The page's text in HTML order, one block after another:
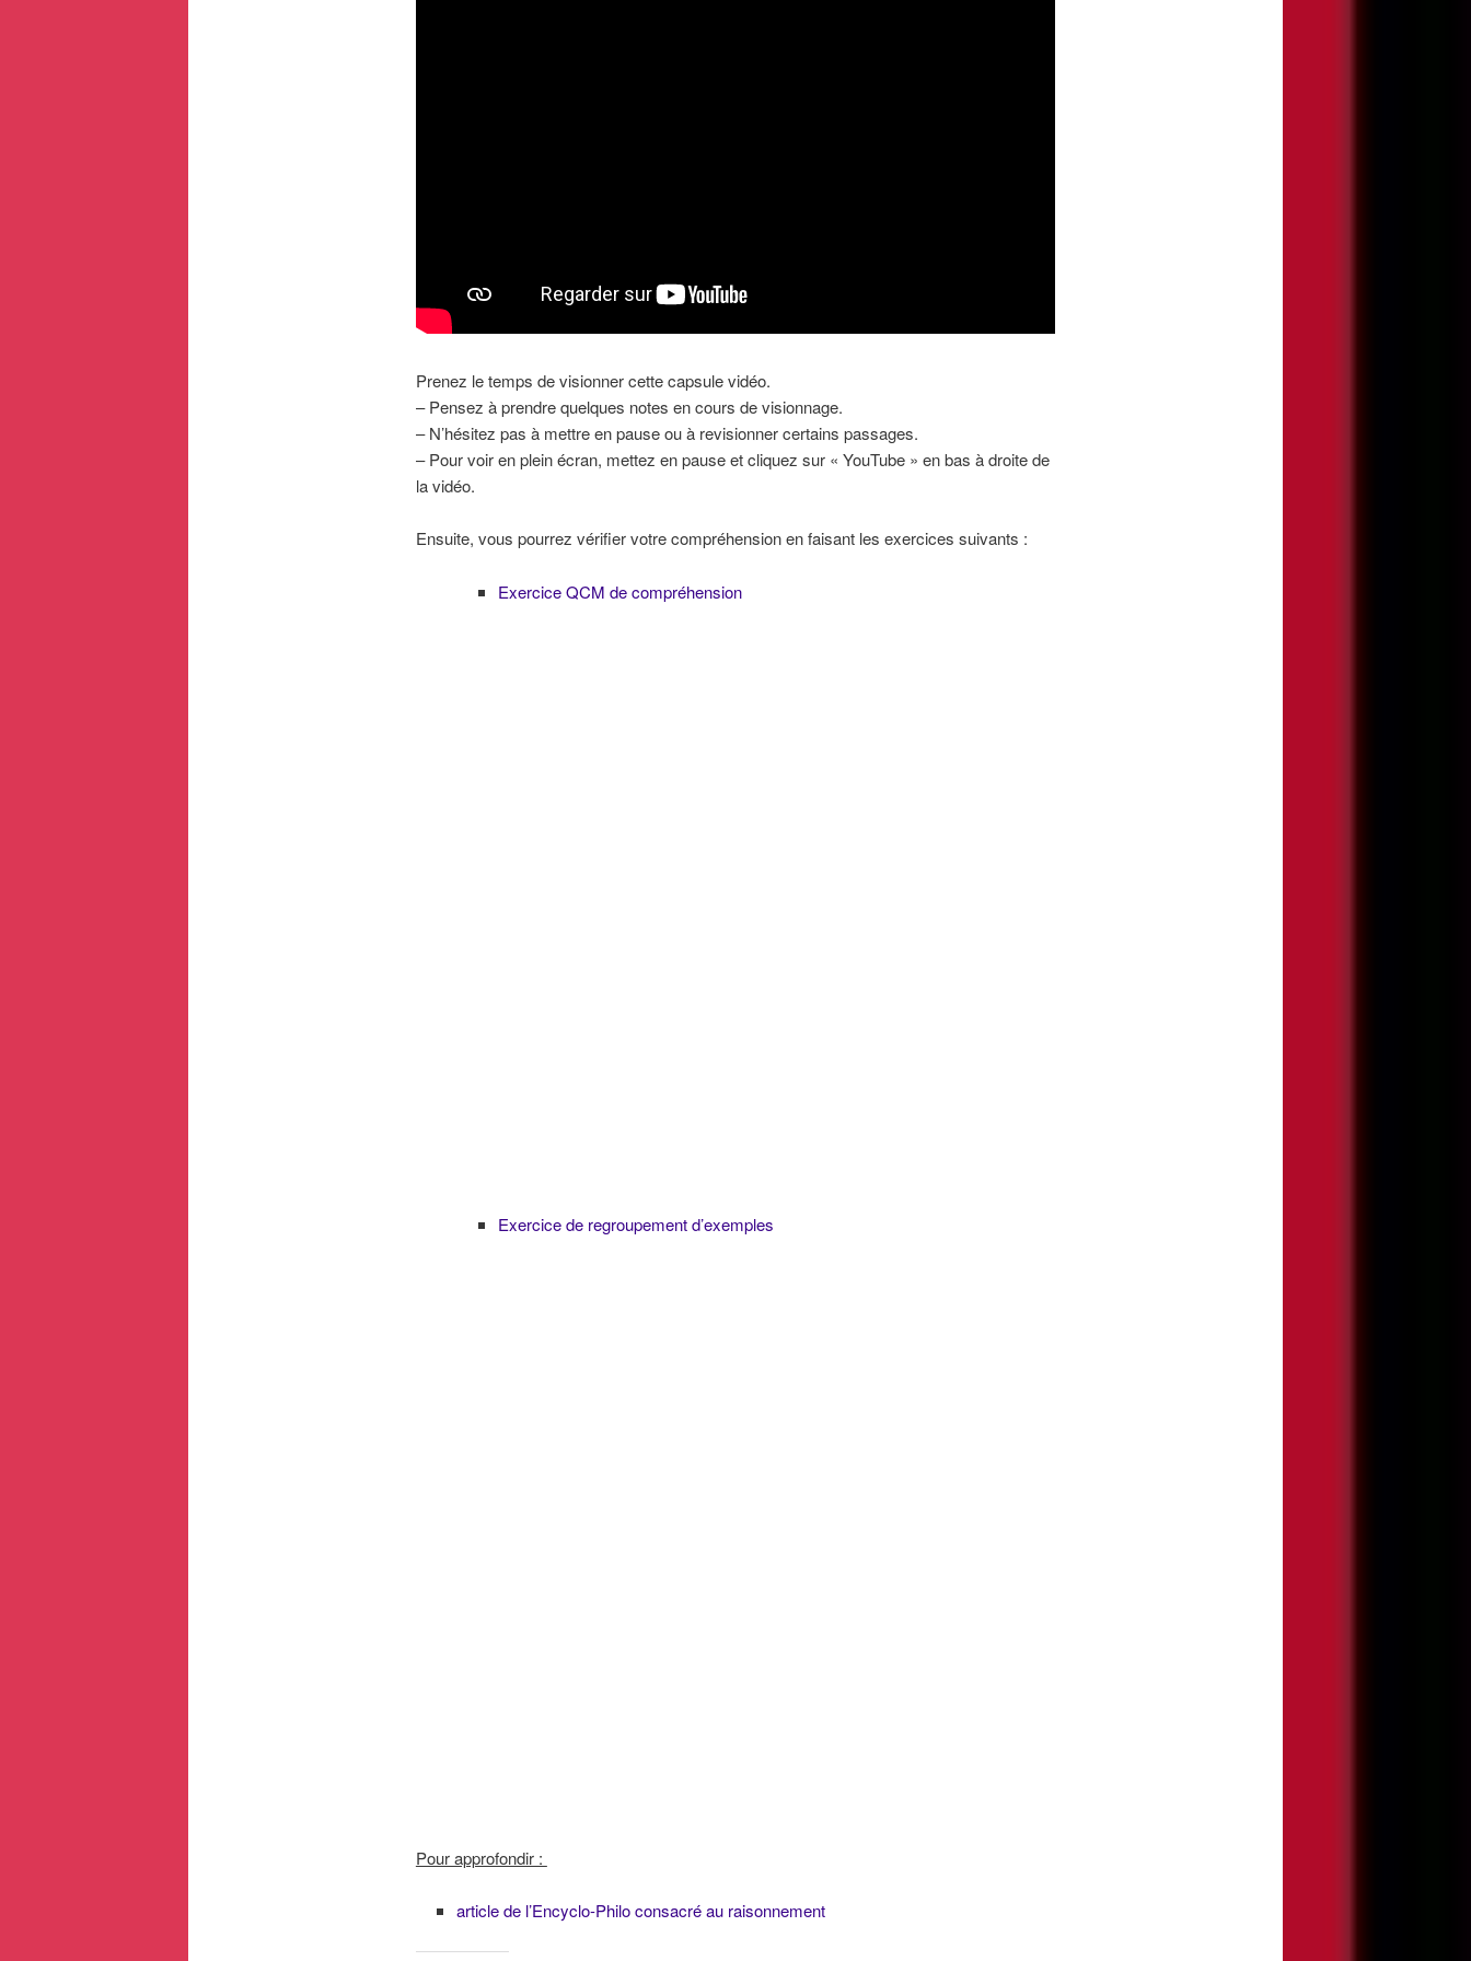
Prenez le temps de visionner cette capsule vidéo.
– Pensez à prendre quelques notes en cours de visionnage.
– N’hésitez pas à mettre en pause ou à revisionner certains passages.
– Pour voir en plein écran, mettez en pause et cliquez sur « YouTube » en bas à droite de
la vidéo.
Ensuite, vous pourrez vérifier votre compréhension en faisant les exercices suivants :
Exercice QCM de compréhension
Exercice de regroupement d’exemples
Pour approfondir :
article de l’Encyclo-Philo consacré au raisonnement